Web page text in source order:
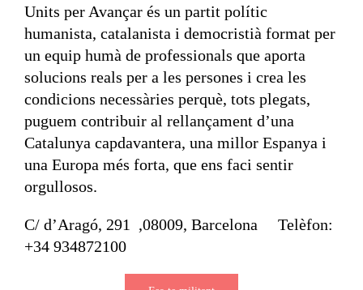
Units per Avançar és un partit polític
humanista, catalanista i democristià format per
un equip humà de professionals que aporta
solucions reals per a les persones i crea les
condicions necessàries perquè, tots plegats,
puguem contribuir al rellançament d’una
Catalunya capdavantera, una millor Espanya i
una Europa més forta, que ens faci sentir
orgullosos.
C/ d’Aragó, 291 ,08009, Barcelona Telèfon:
+34 934872100